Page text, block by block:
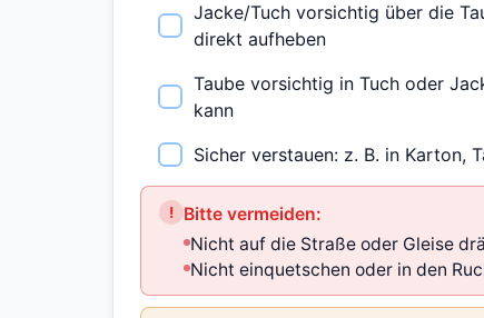
Jacke/Tuch vorsichtig über die
direkt aufheben
Taube vorsichtig in Tuch oder
kann
Sicher verstauen: z. B. in Karton,
!
Bitte vermeiden:
Nicht auf die Straße oder Gleise
Nicht einquetschen oder in den